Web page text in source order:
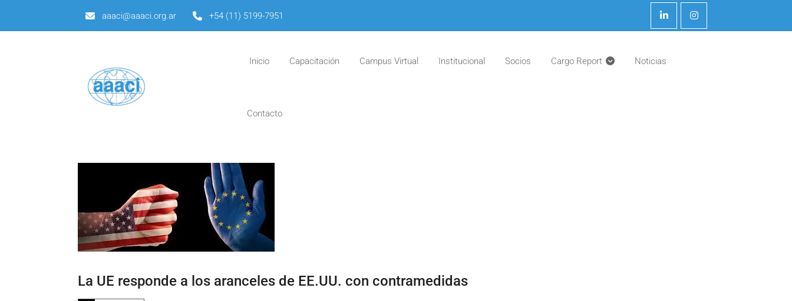
aaaci@aaaci.org.ar +54 (11) 5199-7951
Inicio Capacitación Campus Virtual Institucional Socios Cargo Report Noticias
Contacto
La UE responde a los aranceles de EE.UU. con contramedidas